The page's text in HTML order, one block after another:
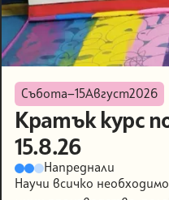
Събота—15Август2026
Кратък курс
15.8.26
Напреднали
Научи всичко